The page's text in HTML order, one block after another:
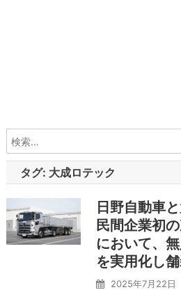
タグ: 大成ロテック
日野自動車
民間企業初
において、
を実用化し
2025年7月22日